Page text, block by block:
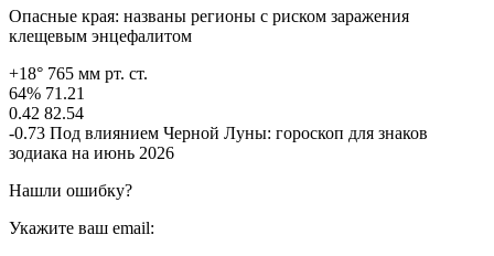
Опасные края: названы регионы с риском заражения
клещевым энцефалитом
+18° 765 мм рт. ст.
64% 71.21
0.42 82.54
-0.73 Под влиянием Черной Луны: гороскоп для знаков
зодиака на июнь 2026
Нашли ошибку?
Укажите ваш email: